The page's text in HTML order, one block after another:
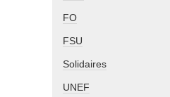
FO
FSU
Solidaires
UNEF